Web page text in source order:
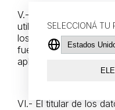
SELECCIONÁ TU
V.- Solicitaremos su
utilizar su información
los mencionados en
fuera necesario, de
aplicable.
VI.- El titular de los